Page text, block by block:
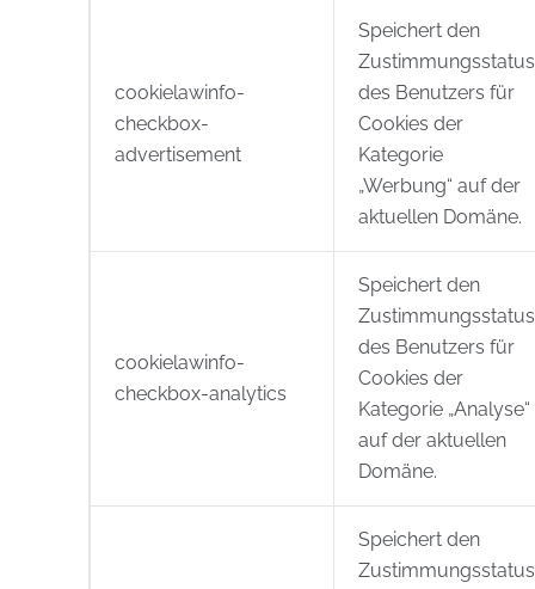
cookielawinfo-
checkbox-
advertisement
Speichert den
Zustimmungsstatus
des Benutzers für
Cookies der
Kategorie
„Werbung“ auf der
aktuellen Domäne.
cookielawinfo-
checkbox-analytics
Speichert den
Zustimmungsstatus
des Benutzers für
Cookies der
Kategorie „Analyse“
auf der aktuellen
Domäne.
Speichert den
Zustimmungsstatus